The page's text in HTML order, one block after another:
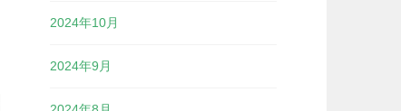
2024年10月
2024年9月